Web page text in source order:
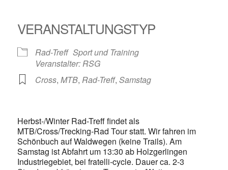
VERANSTALTUNGSTYP
Rad-Treff Sport und Training
Veranstalter: RSG
Cross, MTB, Rad-Treff, Samstag
Herbst-/Winter Rad-Treff findet als
MTB/Cross/Trecking-Rad Tour statt. Wir fahren im
Schönbuch auf Waldwegen (keine Trails). Am
Samstag ist Abfahrt um 13:30 ab Holzgerlingen
Industriegebiet, bei fratelli-cycle. Dauer ca. 2-3